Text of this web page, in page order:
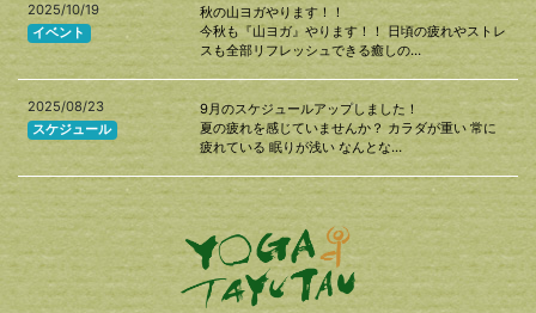
2025/10/19
イベント
秋の山ヨガやります！！
今秋も『山ヨガ』やります！！ 日頃の疲れやストレ
スも全部リフレッシュできる癒しの…
2025/08/23
スケジュール
9月のスケジュールアップしました！
夏の疲れを感じていませんか？ カラダが重い 常に
疲れている 眠りが浅い なんとな…